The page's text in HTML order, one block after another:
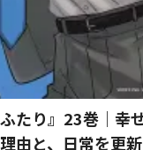
たり』23巻｜幸
由と、日常を更新